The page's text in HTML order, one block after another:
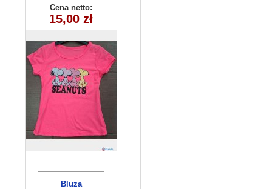
dziecięca
180626-19(6-16)
6szt
Cena netto:
15,00 zł
Bluza